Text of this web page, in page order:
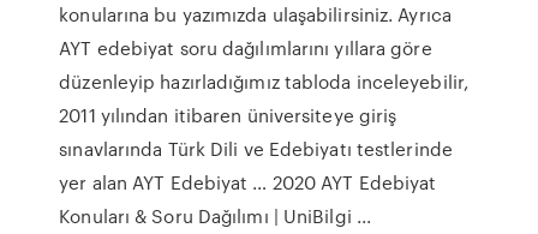
konularına bu yazımızda ulaşabilirsiniz. Ayrıca
AYT edebiyat soru dağılımlarını yıllara göre
düzenleyip hazırladığımız tabloda inceleyebilir,
2011 yılından itibaren üniversiteye giriş
sınavlarında Türk Dili ve Edebiyatı testlerinde
yer alan AYT Edebiyat … 2020 AYT Edebiyat
Konuları & Soru Dağılımı | UniBilgi ...